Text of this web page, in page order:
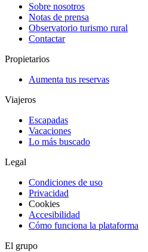
Sobre nosotros
Notas de prensa
Observatorio turismo rural
Contactar
Propietarios
Aumenta tus reservas
Viajeros
Escapadas
Vacaciones
Lo más buscado
Legal
Condiciones de uso
Privacidad
Cookies
Accesibilidad
Cómo funciona la plataforma
El grupo